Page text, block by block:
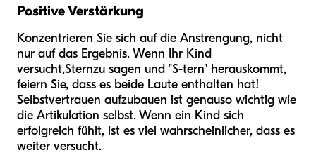
Positive Verstärkung
Konzentrieren Sie sich auf die Anstrengung, nicht
nur auf das Ergebnis. Wenn Ihr Kind
versucht,Sternzu sagen und "S-tern" herauskommt,
feiern Sie, dass es beide Laute enthalten hat!
Selbstvertrauen aufzubauen ist genauso wichtig wie
die Artikulation selbst. Wenn ein Kind sich
erfolgreich fühlt, ist es viel wahrscheinlicher, dass es
weiter versucht.